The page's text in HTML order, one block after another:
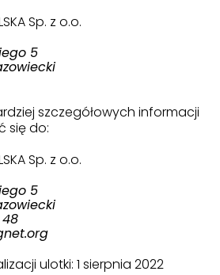
Sp. z o.o.
5
szczegółowych informacji
się do:
Sp. z o.o.
5
ulotki: 1 sierpnia 2022